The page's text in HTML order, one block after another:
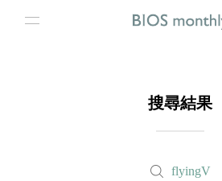
搜尋結果
flyingV